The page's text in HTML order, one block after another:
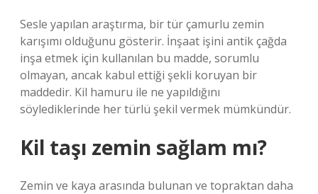
Sesle yapılan araştırma, bir tür çamurlu zemin
karışımı olduğunu gösterir. İnşaat işini antik çağda
inşa etmek için kullanılan bu madde, sorumlu
olmayan, ancak kabul ettiği şekli koruyan bir
maddedir. Kil hamuru ile ne yapıldığını
söylediklerinde her türlü şekil vermek mümkündür.
Kil taşı zemin sağlam mı?
Zemin ve kaya arasında bulunan ve topraktan daha